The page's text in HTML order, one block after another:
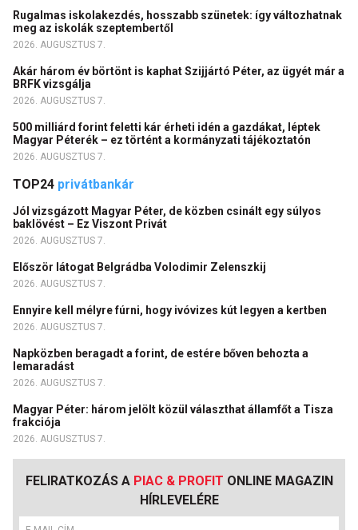
Rugalmas iskolakezdés, hosszabb szünetek: így változhatnak
meg az iskolák szeptembertől
2026. AUGUSZTUS 7.
Akár három év börtönt is kaphat Szijjártó Péter, az ügyét már a
BRFK vizsgálja
2026. AUGUSZTUS 7.
500 milliárd forint feletti kár érheti idén a gazdákat, léptek
Magyar Péterék – ez történt a kormányzati tájékoztatón
2026. AUGUSZTUS 7.
TOP24 privátbankár
Jól vizsgázott Magyar Péter, de közben csinált egy súlyos
baklövést – Ez Viszont Privát
2026. AUGUSZTUS 7.
Először látogat Belgrádba Volodimir Zelenszkij
2026. AUGUSZTUS 7.
Ennyire kell mélyre fúrni, hogy ivóvizes kút legyen a kertben
2026. AUGUSZTUS 7.
Napközben beragadt a forint, de estére bőven behozta a
lemaradást
2026. AUGUSZTUS 7.
Magyar Péter: három jelölt közül választhat államfőt a Tisza
frakciója
2026. AUGUSZTUS 7.
FELIRATKOZÁS A PIAC & PROFIT ONLINE MAGAZIN
HÍRLEVELÉRE